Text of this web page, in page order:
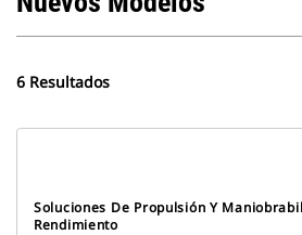
6 Resultados
Soluciones De Propulsión Y
Rendimiento